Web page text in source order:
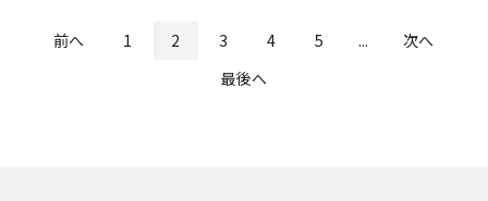
前へ 1 2 3 4 5 ...
次へ
最後へ